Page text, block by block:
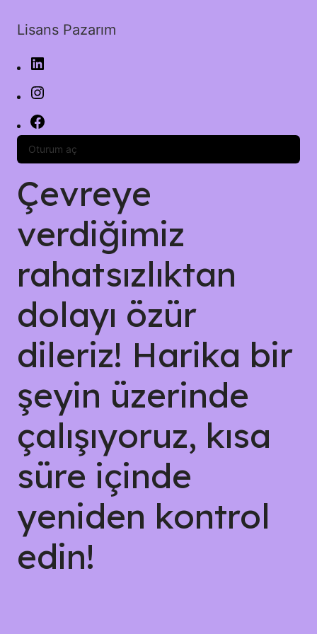
Lisans Pazarım
Oturum aç
Çevreye
verdiğimiz
rahatsızlıktan
dolayı özür
dileriz! Harika bir
şeyin üzerinde
çalışıyoruz, kısa
süre içinde
yeniden kontrol
edin!